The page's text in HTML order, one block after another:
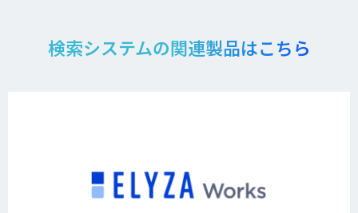
検索システムの関連製品はこちら